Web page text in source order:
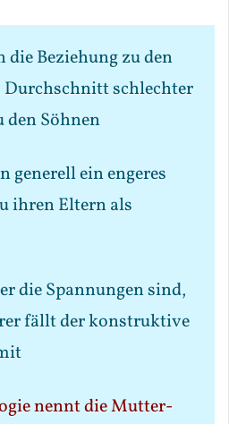
die Beziehung zu den
schlechter
den Söhnen
generell ein engeres
ihren Eltern als
die Spannungen sind,
fällt der konstruktive
nennt die Mutter-